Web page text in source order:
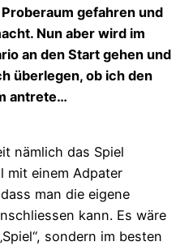
gefahren und
Nun aber wird im
an den Start gehen und
überlegen, ob ich den
antrete…
nämlich das Spiel
mit einem Adpater
man die eigene
kann. Es wäre
sondern im besten